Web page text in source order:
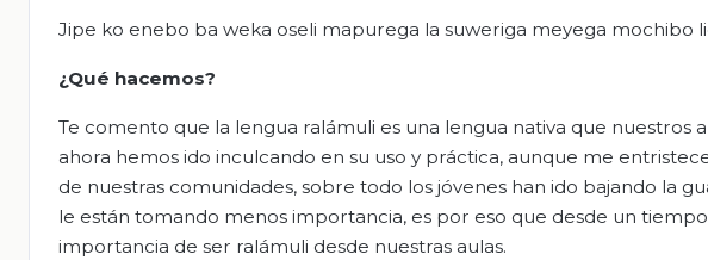
Jipe ko enebo ba weka oseli mapurega la suweriga meyega mochibo
¿Qué hacemos?
Te comento que la lengua ralámuli es una lengua nativa que nuestros
ahora hemos ido inculcando en su uso y práctica, aunque me
de nuestras comunidades, sobre todo los jóvenes han ido bajando la
le están tomando menos importancia, es por eso que desde un
importancia de ser ralámuli desde nuestras aulas.